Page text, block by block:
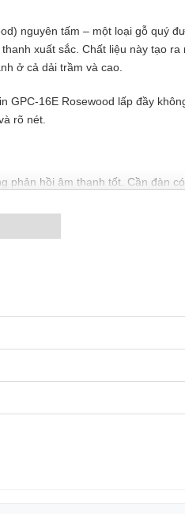
nguyên tấm – một loại gỗ quý
xuất sắc. Chất liệu này tạo
ở cả dải trầm và cao.
16E Rosewood lấp đầy
rõ nét.
phản hồi âm thanh tốt. Cần đàn
giữ cây đàn luôn ở trạng thái
mặt mượt mà. Gỗ Ebony không
góp phần tạo ra âm thanh
đàn xuống thùng đàn, tạo ra âm
ổn định âm thanh và giữ cho
cổ điển, sang trọng, phù hợp với